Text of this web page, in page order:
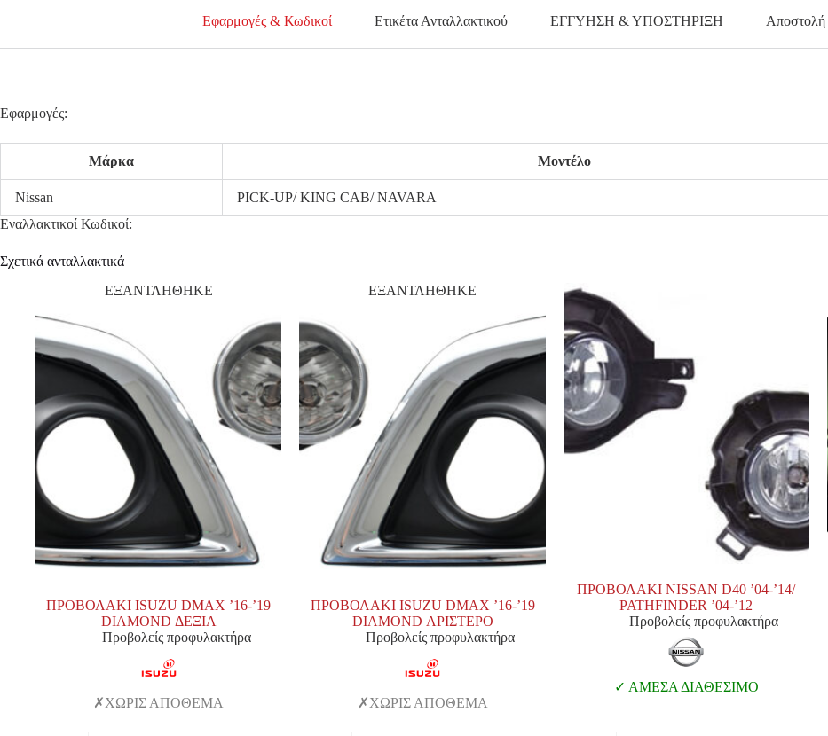
Εφαρμογές & Κωδικοί Ετικέτα Ανταλλακτικού ΕΓΓΥΗΣΗ & ΥΠΟΣΤΗΡΙΞΗ Αποστολή
Εφαρμογές:
Μάρκα Μοντέλο
Nissan PICK-UP/ KING CAB/ NAVARA
Εναλλακτικοί Κωδικοί:
Σχετικά ανταλλακτικά
ΕΞΑΝΤΛΗΘΗΚΕ
ΠΡΟΒΟΛΑΚΙ ISUZU DMAX ’16-’19
DIAMOND ΔΕΞΙΑ
Προβολείς προφυλακτήρα
ΧΩΡΙΣ ΑΠΟΘΕΜΑ
ΕΞΑΝΤΛΗΘΗΚΕ
ΠΡΟΒΟΛΑΚΙ ISUZU DMAX ’16-’19
DIAMOND ΑΡΙΣΤΕΡΟ
Προβολείς προφυλακτήρα
ΧΩΡΙΣ ΑΠΟΘΕΜΑ
ΠΡΟΒΟΛΑΚΙ NISSAN D40 ’04-’14/
PATHFINDER ’04-’12
Προβολείς προφυλακτήρα
ΑΜΕΣΑ ΔΙΑΘΕΣΙΜΟ